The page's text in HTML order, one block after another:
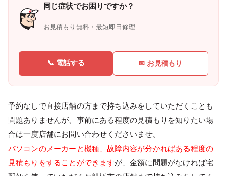
同じ症状でお困りですか？
お見積もり無料・最短即日修理
📞 電話する ✉ お見積もり
予約なしで直接店舗の方まで持ち込みをしていただくことも
問題ありませんが、事前にある程度の見積もりを知りたい場
合は一度店舗にお問い合わせくださいませ。
パソコンのメーカーと機種、故障内容が分かればある程度の
見積もりをすることができますが、金額に問題がなければ宅